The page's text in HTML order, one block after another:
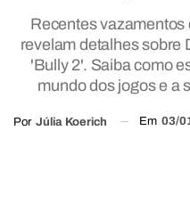
Recentes vazamentos
revelam detalhes sobre
'Bully 2'. Saiba como
mundo dos jogos e a
Por Júlia Koerich Em 03/